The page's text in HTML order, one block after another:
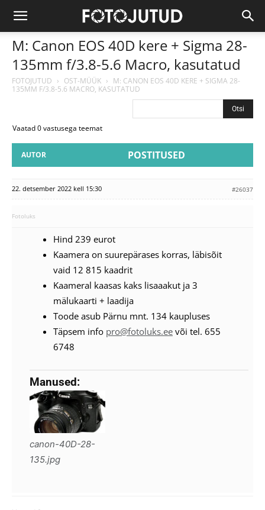
M: Canon EOS 40D kere + Sigma 28-
135mm f/3.8-5.6 Macro, kasutatud
FOTOJUTUD › OST-MÜÜK › M: CANON EOS 40D KERE + SIGMA 28-
135MM F/3.8-5.6 MACRO, KASUTATUD
Vaatad 0 vastusega teemat
AUTOR POSTITUSED
22. detsember 2022 kell 15:30 #26037
Fotoluks
Hind 239 eurot
Kaamera on suurepärases korras, läbisõit
vaid 12 815 kaadrit
Kaameral kaasas kaks lisaaakut ja 3
mälukaarti + laadija
Toode asub Pärnu mnt. 134 kaupluses
Täpsem info pro@fotoluks.ee või tel. 655
6748
Manused:
canon-40D-28-
135.jpg